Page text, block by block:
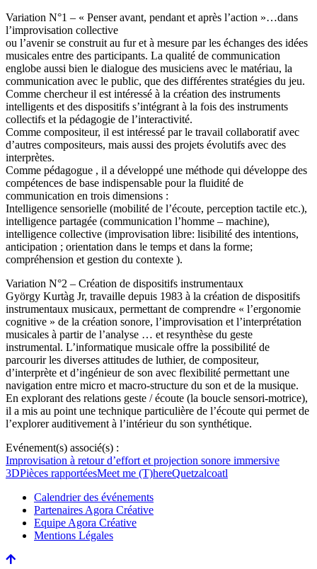
Variation N°1 – « Penser avant, pendant et après l’action »…dans
l’improvisation collective
ou l’avenir se construit au fur et à mesure par les échanges des idées
musicales entre des participants. La qualité de communication
englobe aussi bien le dialogue des musiciens avec le matériau, la
communication avec le public, que des différentes stratégies du jeu.
Comme chercheur il est intéressé à la création des instruments
intelligents et des dispositifs s’intégrant à la fois des instruments
collectifs et la pédagogie de l’interactivité.
Comme compositeur, il est intéressé par le travail collaboratif avec
d’autres compositeurs, mais aussi des projets évolutifs avec des
interprètes.
Comme pédagogue , il a développé une méthode qui développe des
compétences de base indispensable pour la fluidité de
communication en trois dimensions :
Intelligence sensorielle (mobilité de l’écoute, perception tactile etc.),
intelligence partagée (communication l’homme – machine),
intelligence collective (improvisation libre: lisibilité des intentions,
anticipation ; orientation dans le temps et dans la forme;
compréhension et gestion du contexte ).
Variation N°2 – Création de dispositifs instrumentaux
György Kurtàg Jr, travaille depuis 1983 à la création de dispositifs
instrumentaux musicaux, permettant de comprendre « l’ergonomie
cognitive » de la création sonore, l’improvisation et l’interprétation
musicales à partir de l’analyse … et resynthèse du geste
instrumental. L’informatique musicale offre la possibilité de
parcourir les diverses attitudes de luthier, de compositeur,
d’interprète et d’ingénieur de son avec flexibilité permettant une
navigation entre micro et macro-structure du son et de la musique.
En explorant des relations geste / écoute (la boucle sensori-motrice),
il a mis au point une technique particulière de l’écoute qui permet de
l’explorer auditivement à l’intérieur du son synthétique.
Evénement(s) associé(s) :
Improvisation à retour d’effort et projection sonore immersive
3DPièces rapportéesMeet me (T)hereQuetzalcoatl
Calendrier des événements
Partenaires Agora Créative
Equipe Agora Créative
Mentions Légales